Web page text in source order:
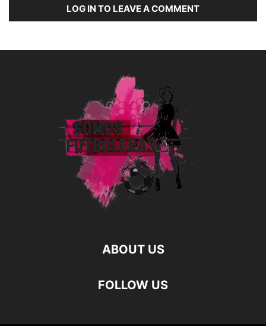
LOG IN TO LEAVE A COMMENT
ABOUT US
FOLLOW US